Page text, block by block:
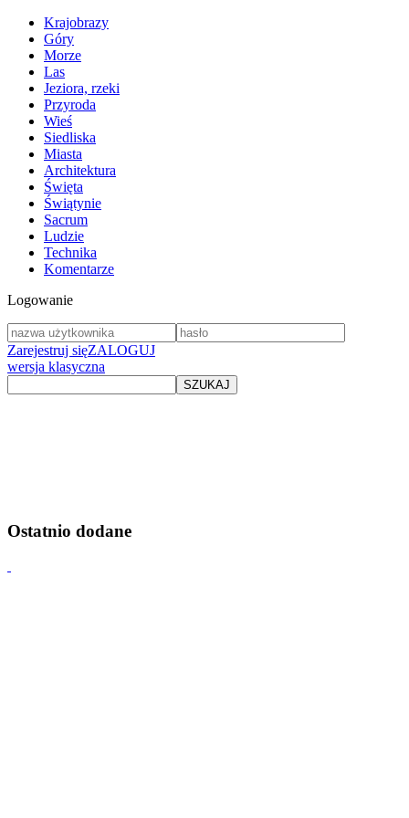
Krajobrazy
Góry
Morze
Las
Jeziora, rzeki
Przyroda
Wieś
Siedliska
Miasta
Architektura
Święta
Świątynie
Sacrum
Ludzie
Technika
Komentarze
Logowanie
Zarejestruj sięZALOGUJ
wersja klasyczna
Ostatnio dodane